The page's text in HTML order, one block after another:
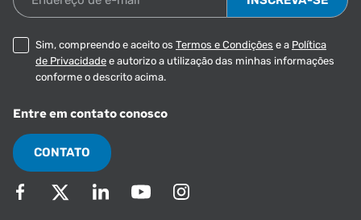
Sim, compreendo e aceito os Termos e Condições e a Política
de Privacidade e autorizo a utilização das minhas informações
conforme o descrito acima.
Entre em contato conosco
CONTATO